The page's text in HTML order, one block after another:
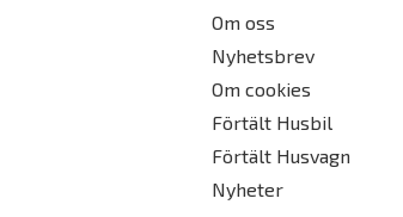
Om oss
Nyhetsbrev
Om cookies
Förtält Husbil
Förtält Husvagn
Nyheter